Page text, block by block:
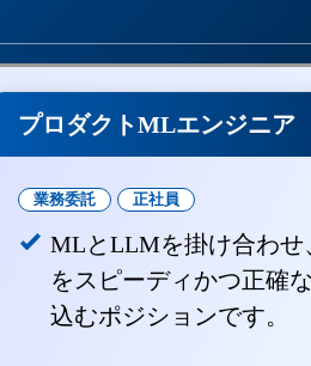
プロダクトMLエンジニア
業務委託 正社員
MLとLLMを掛け合わせ
をスピーディかつ正確
込むポジションです。